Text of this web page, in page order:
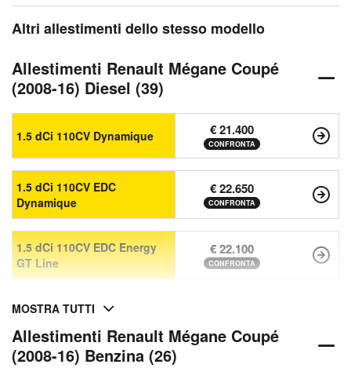
Altri allestimenti dello stesso modello
Allestimenti Renault Mégane Coupé
(2008-16) Diesel (39)
1.5 dCi 110CV Dynamique € 21.400
CONFRONTA
1.5 dCi 110CV EDC
Dynamique
€ 22.650
CONFRONTA
1.5 dCi 110CV EDC Energy
GT Line
€ 22.100
CONFRONTA
MOSTRA TUTTI
Allestimenti Renault Mégane Coupé
(2008-16) Benzina (26)